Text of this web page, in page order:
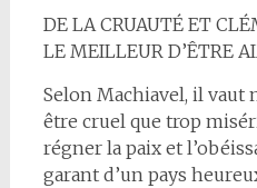
DE LA CRUAUTÉ ET
LE MEILLEUR D’ÊTRE
Selon Machiavel, il vaut
être cruel que trop
régner la paix et
garant d’un pays